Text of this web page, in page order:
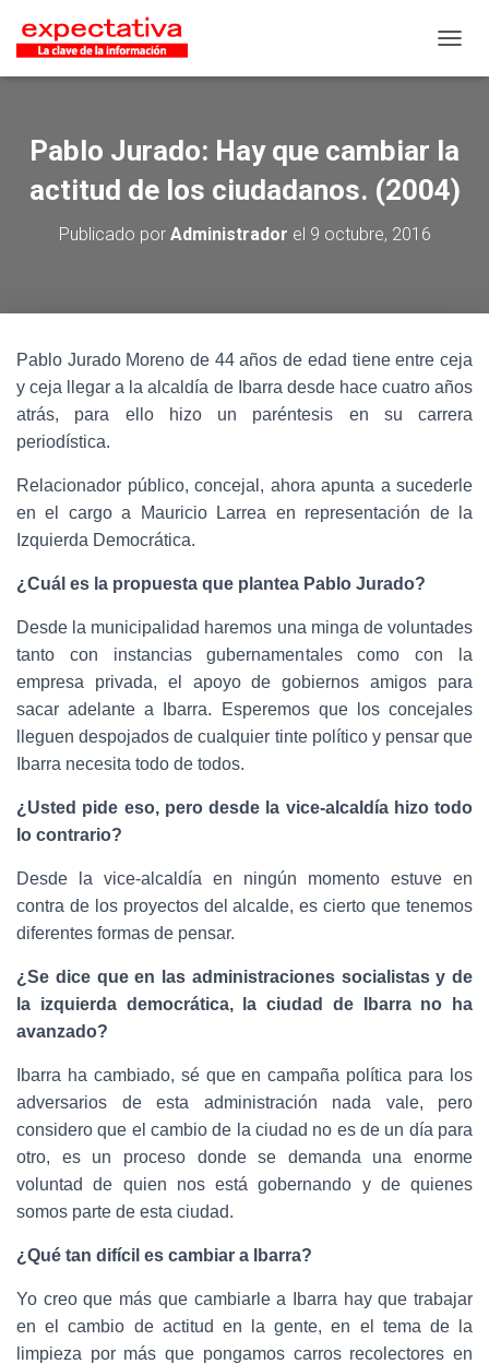
Pablo Jurado: Hay que cambiar la
actitud de los ciudadanos. (2004)
Publicado por Administrador el 9 octubre, 2016
Pablo Jurado Moreno de 44 años de edad tiene entre ceja
y ceja llegar a la alcaldía de Ibarra desde hace cuatro años
atrás, para ello hizo un paréntesis en su carrera
periodística.
Relacionador público, concejal, ahora apunta a sucederle
en el cargo a Mauricio Larrea en representación de la
Izquierda Democrática.
¿Cuál es la propuesta que plantea Pablo Jurado?
Desde la municipalidad haremos una minga de voluntades
tanto con instancias gubernamentales como con la
empresa privada, el apoyo de gobiernos amigos para
sacar adelante a Ibarra. Esperemos que los concejales
lleguen despojados de cualquier tinte político y pensar que
Ibarra necesita todo de todos.
¿Usted pide eso, pero desde la vice-alcaldía hizo todo
lo contrario?
Desde la vice-alcaldía en ningún momento estuve en
contra de los proyectos del alcalde, es cierto que tenemos
diferentes formas de pensar.
¿Se dice que en las administraciones socialistas y de
la izquierda democrática, la ciudad de Ibarra no ha
avanzado?
Ibarra ha cambiado, sé que en campaña política para los
adversarios de esta administración nada vale, pero
considero que el cambio de la ciudad no es de un día para
otro, es un proceso donde se demanda una enorme
voluntad de quien nos está gobernando y de quienes
somos parte de esta ciudad.
¿Qué tan difícil es cambiar a Ibarra?
Yo creo que más que cambiarle a Ibarra hay que trabajar
en el cambio de actitud en la gente, en el tema de la
limpieza por más que pongamos carros recolectores en